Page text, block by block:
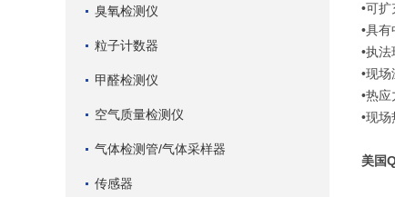
臭氧检测仪
粒子计数器
甲醛检测仪
空气质量检测仪
气体检测管/气体采样器
传感器
•可
•具
•执
•现场
•热
•现场
美国